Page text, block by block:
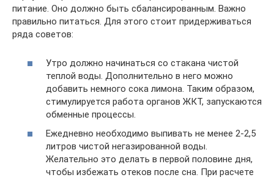
питание. Оно должно быть сбалансированным. Важно
правильно питаться. Для этого стоит придерживаться
ряда советов:
Утро должно начинаться со стакана чистой
теплой воды. Дополнительно в него можно
добавить немного сока лимона. Таким образом,
стимулируется работа органов ЖКТ, запускаются
обменные процессы.
Ежедневно необходимо выпивать не менее 2-2,5
литров чистой негазированной воды.
Желательно это делать в первой половине дня,
чтобы избежать отеков после сна. При расчете